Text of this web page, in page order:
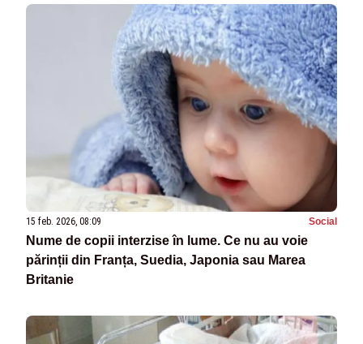
15 feb. 2026, 08:09 Social
Nume de copii interzise în lume. Ce nu au voie
părinții din Franța, Suedia, Japonia sau Marea
Britanie